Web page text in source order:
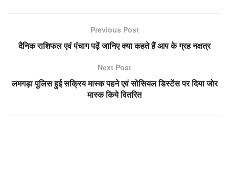
Previous Post
दैनिक राशिफल एवं पंचाग पढ़ें जानिए क्या कहते हैं आप के ग्रह नक्षत्र
Next Post
लमगड़ा पुलिस हुई सक्रिय मास्क पहने एवं सोसियल डिस्टेंस पर दिया जोर
मास्क किये वितरित